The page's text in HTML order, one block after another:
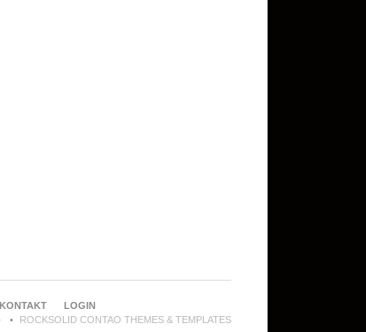
KONTAKT
LOGIN
ROCKSOLID CONTAO THEMES & TEMPLATES